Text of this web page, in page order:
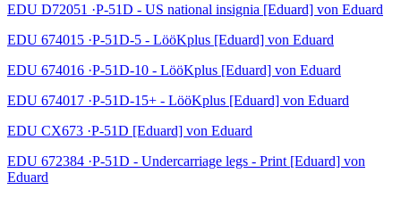
EDU D72051 ·P-51D - US national insignia [Eduard] von Eduard
EDU 674015 ·P-51D-5 - LööKplus [Eduard] von Eduard
EDU 674016 ·P-51D-10 - LööKplus [Eduard] von Eduard
EDU 674017 ·P-51D-15+ - LööKplus [Eduard] von Eduard
EDU CX673 ·P-51D [Eduard] von Eduard
EDU 672384 ·P-51D - Undercarriage legs - Print [Eduard] von
Eduard